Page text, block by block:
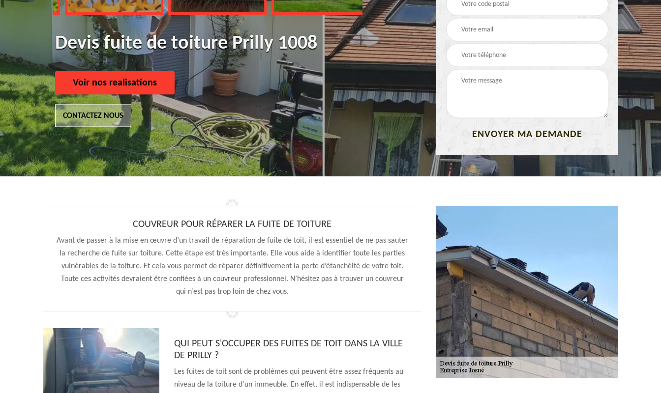
Devis fuite de toiture Prilly 1008
Voir nos realisations
CONTACTEZ NOUS
COUVREUR POUR RÉPARER LA FUITE DE TOITURE
Avant de passer à la mise en œuvre d’un travail de réparation de fuite de toit, il est essentiel de ne pas sauter
la recherche de fuite sur toiture. Cette étape est très importante. Elle vous aide à identifier toute les parties
vulnérables de la toiture. Et cela vous permet de réparer définitivement la perte d’étanchéité de votre toit.
Toute ces activités devraient être confiées à un couvreur professionnel. N’hésitez pas à trouver un couvreur
qui n’est pas trop loin de chez vous.
QUI PEUT S'OCCUPER DES FUITES DE TOIT DANS LA VILLE
DE PRILLY ?
Les fuites de toit sont de problèmes qui peuvent être assez fréquents au
niveau de la toiture d'un immeuble. En effet, il est indispensable de les